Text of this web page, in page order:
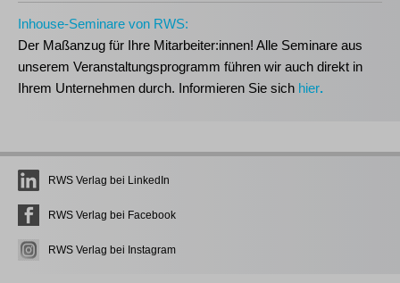
Inhouse-Seminare von RWS:
Der Maßanzug für Ihre Mitarbeiter:innen! Alle Seminare aus
unserem Veranstaltungsprogramm führen wir auch direkt in
Ihrem Unternehmen durch. Informieren Sie sich hier.
RWS Verlag bei LinkedIn
RWS Verlag bei Facebook
RWS Verlag bei Instagram